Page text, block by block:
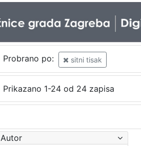
Probrano po: sitni tisak
Prikazano 1-24 od 24 zapisa
Autor